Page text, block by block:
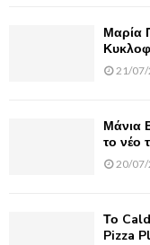
Μαρία
21/
Μάνια
το νέο
20/
Το
Pizza